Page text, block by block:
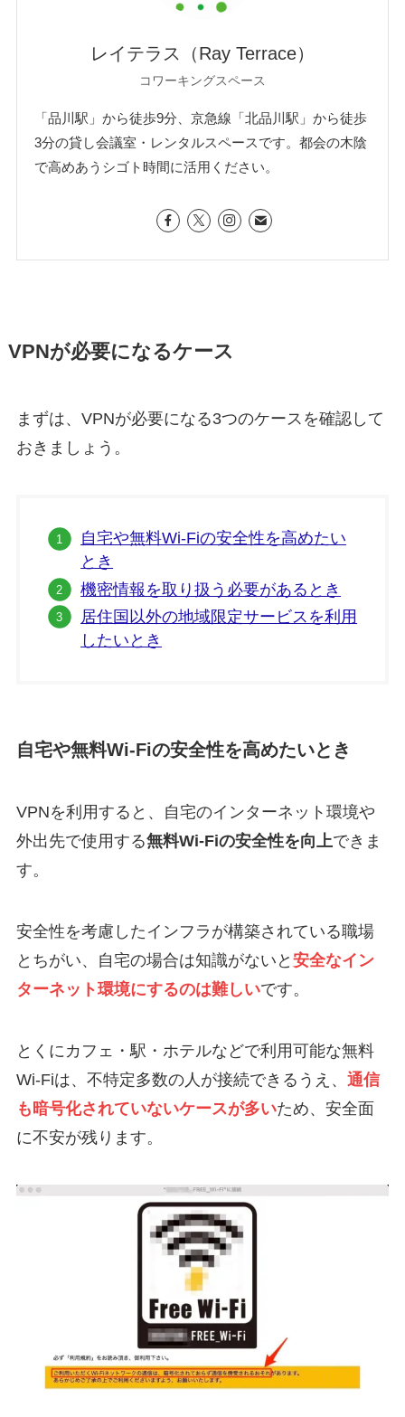
レイテラス（Ray Terrace）
コワーキングスペース
「品川駅」から徒歩9分、京急線「北品川駅」から徒歩
3分の貸し会議室・レンタルスペースです。都会の木陰
で高めあうシゴト時間に活用ください。
VPNが必要になるケース
まずは、VPNが必要になる3つのケースを確認して
おきましょう。
自宅や無料Wi-Fiの安全性を高めたい
とき
機密情報を取り扱う必要があるとき
居住国以外の地域限定サービスを利用
したいとき
自宅や無料Wi-Fiの安全性を高めたいとき
VPNを利用すると、自宅のインターネット環境や
外出先で使用する無料Wi-Fiの安全性を向上できま
す。
安全性を考慮したインフラが構築されている職場
とちがい、自宅の場合は知識がないと 安全なイン
ターネット環境にするのは難しいです。
とくにカフェ・駅・ホテルなどで利用可能な無料
Wi-Fiは、不特定多数の人が接続できるうえ、 通信
も暗号化されていないケースが多いため、安全面
に不安が残ります。